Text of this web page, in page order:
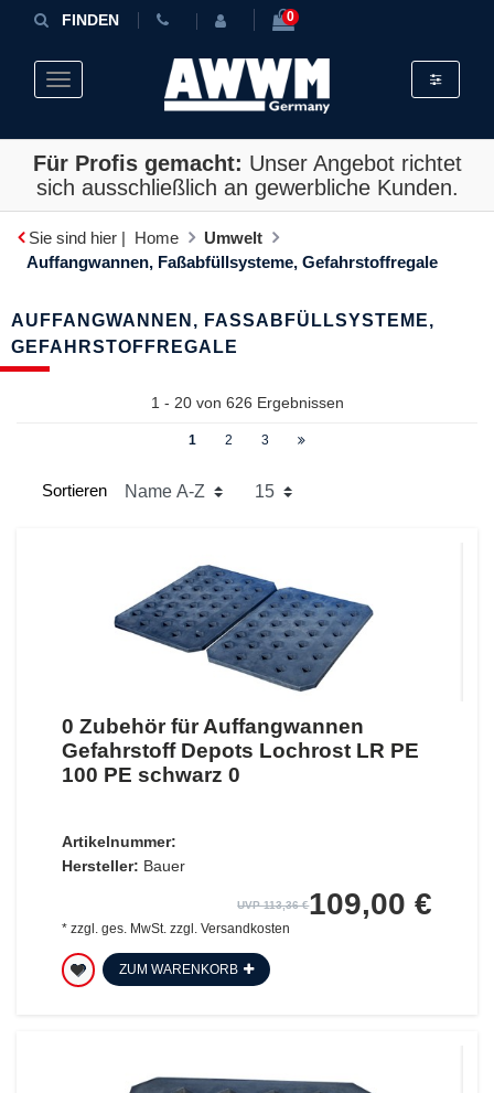
FINDEN 0
Toggle navigation Toggle
Für Profis gemacht: Unser Angebot richtet
sich ausschließlich an gewerbliche Kunden.
Sie sind hier | Home
Umwelt
Auffangwannen, Faßabfüllsysteme, Gefahrstoffregale
AUFFANGWANNEN, FASSABFÜLLSYSTEME, G
EFAHRSTOFFREGALE
1 - 20 von 626 Ergebnissen
1 2 3
Sortieren
0 Zubehör für Auffangwannen
Gefahrstoff Depots Lochrost LR PE
100 PE schwarz 0
Artikelnummer:
Hersteller: Bauer
UVP 113,36 €109,00 €
* zzgl. ges. MwSt.zzgl. Versandkosten
ZUM WARENKORB